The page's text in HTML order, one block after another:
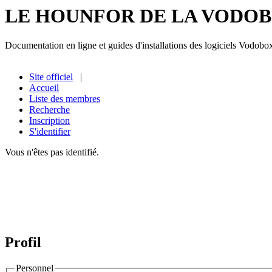
LE HOUNFOR DE LA
Documentation en ligne et guides d'installations des logiciels
Site officiel |
Accueil
Liste des membres
Recherche
Inscription
S'identifier
Vous n'êtes pas identifié.
Profil
Personnel